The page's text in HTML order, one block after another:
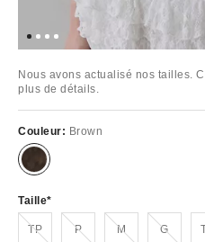
Nous avons actualisé nos tailles.
plus de détails.
Couleur: Brown
Taille
TPÉpuisé PÉpuisé MÉpuisé GÉpuisé